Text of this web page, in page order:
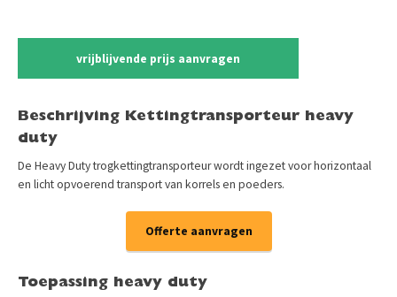
vrijblijvende prijs aanvragen
Beschrijving Kettingtransporteur heavy
duty
De Heavy Duty trogkettingtransporteur wordt ingezet voor horizontaal
en licht opvoerend transport van korrels en poeders.
Offerte aanvragen
Toepassing heavy duty